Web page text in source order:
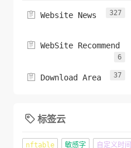
 Website News 327
 WebSite Recommend
6
 Download Area 37
 标签云
nftable 敏感字 自定义时间